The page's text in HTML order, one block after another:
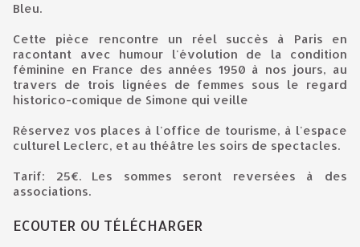
Bleu.
Cette pièce rencontre un réel succès à Paris en
racontant avec humour l'évolution de la condition
féminine en France des années 1950 à nos jours, au
travers de trois lignées de femmes sous le regard
historico-comique de Simone qui veille
Réservez vos places à l'office de tourisme, à l'espace
culturel Leclerc, et au théâtre les soirs de spectacles.
Tarif: 25€. Les sommes seront reversées à des
associations.
ECOUTER OU TÉLÉCHARGER